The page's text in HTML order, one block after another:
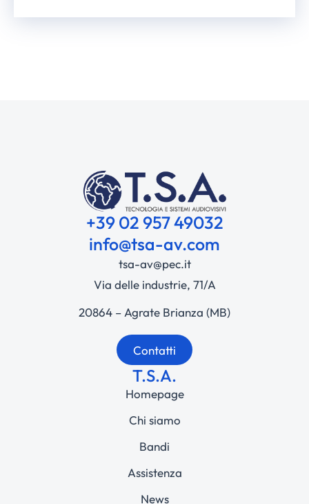
+39 02 957 49032
info@tsa-av.com
tsa-av@pec.it
Via delle industrie, 71/A
20864 – Agrate Brianza (MB)
Contatti
T.S.A.
Homepage
Chi siamo
Bandi
Assistenza
News